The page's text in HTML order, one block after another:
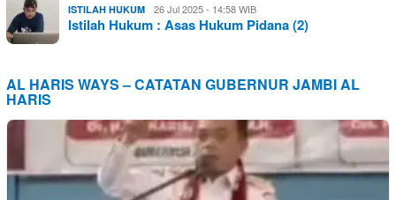
ISTILAH HUKUM 26 Jul 2025 - 14:58 WIB
Istilah Hukum : Asas Hukum Pidana (2)
AL HARIS WAYS – CATATAN GUBERNUR JAMBI AL
HARIS